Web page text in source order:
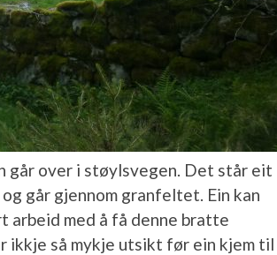
går over i støylsvegen. Det står eit
går gjennom granfeltet. Ein kan
med å få denne bratte
ikkje så mykje utsikt før ein kjem til